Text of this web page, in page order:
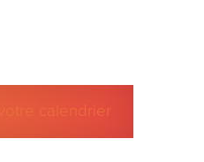
calendrier